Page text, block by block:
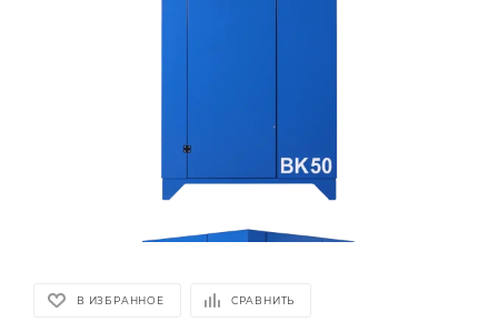
В ИЗБРАННОЕ СРАВНИТЬ